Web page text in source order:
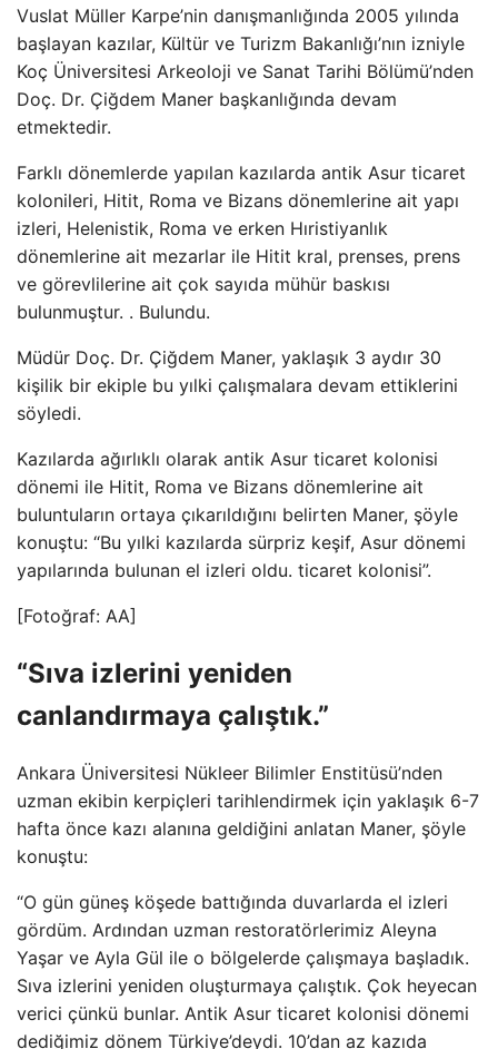
Vuslat Müller Karpe’nin danışmanlığında 2005 yılında
başlayan kazılar, Kültür ve Turizm Bakanlığı’nın izniyle
Koç Üniversitesi Arkeoloji ve Sanat Tarihi Bölümü’nden
Doç. Dr. Çiğdem Maner başkanlığında devam
etmektedir.
Farklı dönemlerde yapılan kazılarda antik Asur ticaret
kolonileri, Hitit, Roma ve Bizans dönemlerine ait yapı
izleri, Helenistik, Roma ve erken Hıristiyanlık
dönemlerine ait mezarlar ile Hitit kral, prenses, prens
ve görevlilerine ait çok sayıda mühür baskısı
bulunmuştur. . Bulundu.
Müdür Doç. Dr. Çiğdem Maner, yaklaşık 3 aydır 30
kişilik bir ekiple bu yılki çalışmalara devam ettiklerini
söyledi.
Kazılarda ağırlıklı olarak antik Asur ticaret kolonisi
dönemi ile Hitit, Roma ve Bizans dönemlerine ait
buluntuların ortaya çıkarıldığını belirten Maner, şöyle
konuştu: “Bu yılki kazılarda sürpriz keşif, Asur dönemi
yapılarında bulunan el izleri oldu. ticaret kolonisi”.
[Fotoğraf: AA]
“Sıva izlerini yeniden
canlandırmaya çalıştık.”
Ankara Üniversitesi Nükleer Bilimler Enstitüsü’nden
uzman ekibin kerpiçleri tarihlendirmek için yaklaşık 6-7
hafta önce kazı alanına geldiğini anlatan Maner, şöyle
konuştu:
“O gün güneş köşede battığında duvarlarda el izleri
gördüm. Ardından uzman restoratörlerimiz Aleyna
Yaşar ve Ayla Gül ile o bölgelerde çalışmaya başladık.
Sıva izlerini yeniden oluşturmaya çalıştık. Çok heyecan
verici çünkü bunlar. Antik Asur ticaret kolonisi dönemi
dediğimiz dönem Türkiye’deydi. 10’dan az kazıda